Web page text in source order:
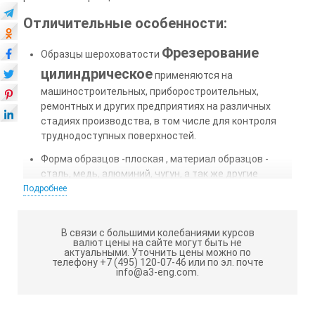
Отличительные особенности:
Образцы шероховатости Фрезерование
цилиндрическоеприменяются на
машиностроительных, приборостроительных,
ремонтных и других предприятиях на различных
стадиях производства, в том числе для контроля
труднодоступных поверхностей.
Форма образцов -плоская , материал образцов -
сталь, медь, алюминий, чугун, а так же другие
материалы по запросу Заказчика.
Шероховатость образцов указывается на "решетке"
футляра непосредственно над каждым образцом.
Правила эксплуатации и хранения:
Подробнее
В связи с большими колебаниями курсов
валют цены на сайте могут быть не
актуальными. Уточнить цены можно по
телефону +7 (495) 120-07-46 или по эл. почте
info@a3-eng.com.